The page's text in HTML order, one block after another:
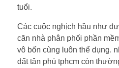
tuổi.
Các cuộc nghịch hầu như
căn nhà phân phối phần
vô bốn cùng luôn thể dụng.
đất tân phú tphcm còn